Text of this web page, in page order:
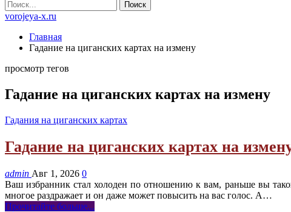
vorojeya-x.ru
Главная
Гадание на циганских картах на измену
просмотр тегов
Гадание на циганских картах на измену
Гадания на циганских картах
Гадание на циганских картах на
admin Авг 1, 2026 0
Ваш избранник стал холоден по отношению к вам, раньше вы
многое раздражает и он даже может повысить на вас голос. А…
Прочитайте больше...